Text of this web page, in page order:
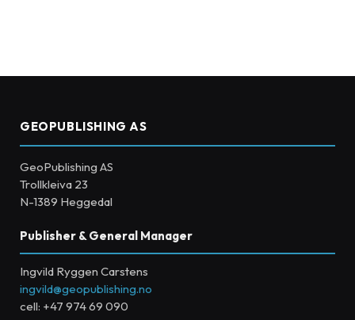
GEOPUBLISHING AS
GeoPublishing AS
Trollkleiva 23
N-1389 Heggedal
Publisher & General Manager
Ingvild Ryggen Carstens
ingvild@geopublishing.no
cell: +47 974 69 090